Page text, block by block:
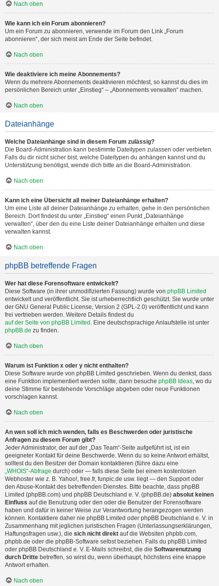
Nach oben
Wie kann ich ein Forum abonnieren?
Um ein Forum zu abonnieren, verwende im Forum den Link „Forum
abonnieren“, der sich meist am Ende der Seite befindet.
Nach oben
Wie deaktiviere ich meine Abonnements?
Wenn du mehrere Abonnements deaktivieren möchtest, so kannst du dies im
persönlichen Bereich unter „Einstieg“ – „Abonnements verwalten“ machen.
Nach oben
Dateianhänge
Welche Dateianhänge sind in diesem Forum zulässig?
Die Board-Administration kann bestimmte Dateitypen zulassen oder verbieten.
Falls du dir nicht sicher bist, welche Dateitypen du anhängen kannst und du
Unterstützung benötigst, wende dich bitte an die Board-Administration.
Nach oben
Kann ich eine Übersicht all meiner Dateianhänge erhalten?
Um eine Liste all deiner Dateianhänge zu erhalten, gehe in den persönlichen
Bereich. Dort findest du unter „Einstieg“ einen Punkt „Dateianhänge
verwalten“, über den du eine Liste deiner Dateianhänge erhalten und diese
verwalten kannst.
Nach oben
phpBB betreffende Fragen
Wer hat diese Forensoftware entwickelt?
Diese Software (in ihrer unmodifizierten Fassung) wurde von phpBB Limited
entwickelt und veröffentlicht. Sie ist urheberrechtlich geschützt. Sie wurde unter
der GNU General Public License, Version 2 (GPL-2.0) veröffentlicht und kann
frei vertrieben werden. Weitere Details findest du
auf der Seite von phpBB Limited . Eine deutschsprachige Anlaufstelle ist unter
phpBB.de zu finden.
Nach oben
Warum ist Funktion x oder y nicht enthalten?
Diese Software wurde von phpBB Limited geschrieben. Wenn du denkst, dass
eine Funktion implementiert werden sollte, dann besuche phpBB Ideas, wo du
deine Stimme für bestehende Vorschläge abgeben oder neue Funktionen
vorschlagen kannst.
Nach oben
An wen soll ich mich wenden, falls es Beschwerden oder juristische
Anfragen zu diesem Forum gibt?
Jeder Administrator, der auf der „Das Team“-Seite aufgeführt ist, ist ein
geeigneter Kontakt für deine Beschwerde. Wenn du so keine Antwort erhältst,
solltest du den Besitzer der Domain kontaktieren (führe dazu eine
„WHOIS“-Abfrage durch) oder — falls diese Seite bei einem kostenlosen
Webhoster wie z. B. Yahoo!, free.fr, funpic.de usw. liegt — den Support oder
den Abuse-Kontakt des betreffenden Dienstes. Bitte beachte, dass phpBB
Limited (phpBB.com) und phpBB Deutschland e. V. (phpBB.de) absolut keinen
Einfluss auf die Benutzung oder den oder die Benutzer der Forensoftware
haben und dafür in keiner Weise zur Verantwortung herangezogen werden
können. Kontaktiere daher nie phpBB Limited oder phpBB Deutschland e. V. in
Zusammenhang mit jeglichen juristischen Fragen (Unterlassungserklärungen,
Haftungsfragen usw.), die sich nicht direkt auf die Websiten phpbb.com,
phpbb.de oder die phpBB-Software selbst beziehen. Falls du phpBB Limited
oder phpBB Deutschland e. V. E-Mails schreibst, die die Softwarenutzung
durch Dritte betreffen, so wirst du, wenn überhaupt, höchstens eine knappe
Antwort erhalten.
Nach oben